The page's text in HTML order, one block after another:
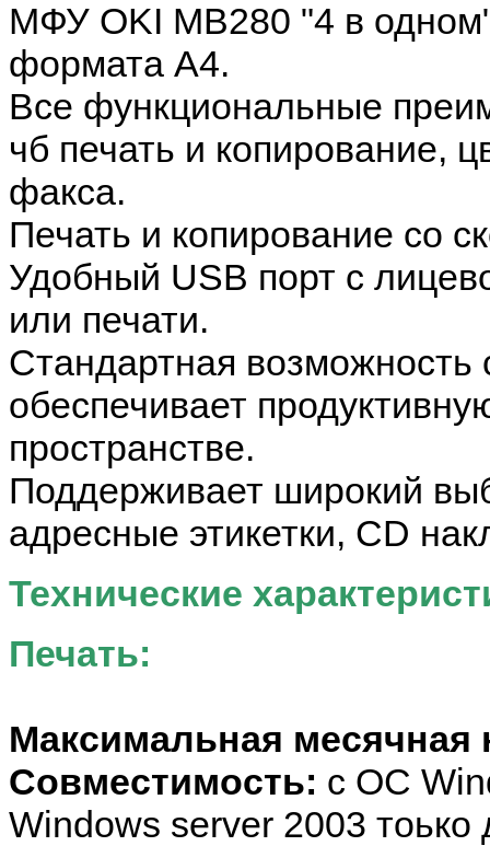
МФУ OKI МВ280 "4 в
формата А4.
Все функциональные
чб печать и копирование,
факса.
Печать и копирование со
Удобный USB порт с
или печати.
Стандартная возможность
обеспечивает
пространстве.
Поддерживает широкий
адресные этикетки, CD
Технические
Печать:
Максимальная месячная
Совместимость: c OC
Windows server 2003